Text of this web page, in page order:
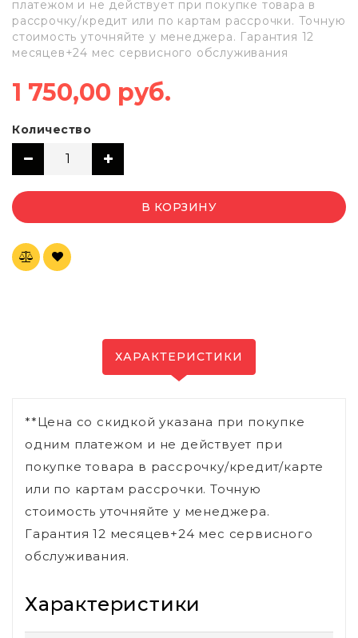
платежом и не действует при покупке товара в
рассрочку/кредит или по картам рассрочки. Точную
стоимость уточняйте у менеджера. Гарантия 12
месяцев+24 мес сервисного обслуживания
1 750,00 руб.
Количество
В КОРЗИНУ
ХАРАКТЕРИСТИКИ
**Цена со скидкой указана при покупке
одним платежом и не действует при
покупке товара в рассрочку/кредит/карте
или по картам рассрочки. Точную
стоимость уточняйте у менеджера.
Гарантия 12 месяцев+24 мес сервисного
обслуживания.
Характеристики